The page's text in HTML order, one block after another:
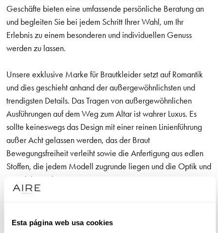
Esta página web usa cookies
Geschäfte bieten eine umfassende persönliche Beratung an
und begleiten Sie bei jedem Schritt Ihrer Wahl, um Ihr
Erlebnis zu einem besonderen und individuellen Genuss
werden zu lassen.
Unsere exklusive Marke für Brautkleider setzt auf Romantik
und dies geschieht anhand der außergewöhnlichsten und
trendigsten Details. Das Tragen von außergewöhnlichen
Ausführungen auf dem Weg zum Altar ist wahrer Luxus. Es
sollte keineswegs das Design mit einer reinen Linienführung
außer Acht gelassen werden, das der Braut
Bewegungsfreiheit verleiht sowie die Anfertigung aus edlen
Stoffen, die jedem Modell zugrunde liegen und die Optik und
Haptik bezaubern